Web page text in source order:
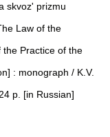
skvoz' prizmu
Law of the
the Practice of the
: monograph / K.V.
p. [in Russian]